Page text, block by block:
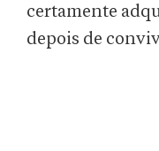
certamente
depois de